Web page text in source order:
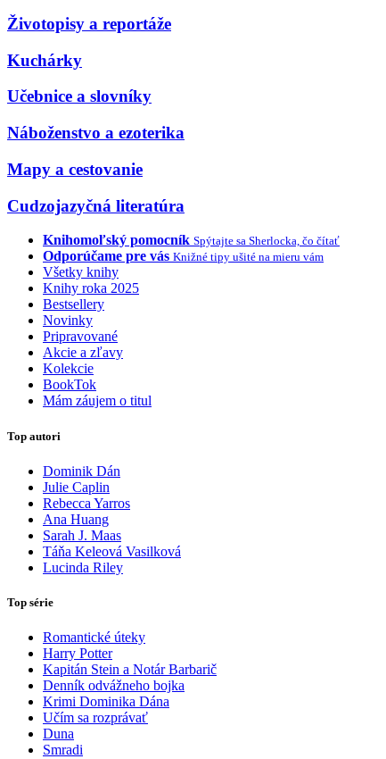
Životopisy a reportáže
Kuchárky
Učebnice a slovníky
Náboženstvo a ezoterika
Mapy a cestovanie
Cudzojazyčná literatúra
Knihomoľský pomocník Spýtajte sa Sherlocka, čo čítať
Odporúčame pre vás Knižné tipy ušité na mieru vám
Všetky knihy
Knihy roka 2025
Bestsellery
Novinky
Pripravované
Akcie a zľavy
Kolekcie
BookTok
Mám záujem o titul
Top autori
Dominik Dán
Julie Caplin
Rebecca Yarros
Ana Huang
Sarah J. Maas
Táňa Keleová Vasilková
Lucinda Riley
Top série
Romantické úteky
Harry Potter
Kapitán Stein a Notár Barbarič
Denník odvážneho bojka
Krimi Dominika Dána
Učím sa rozprávať
Duna
Smradi